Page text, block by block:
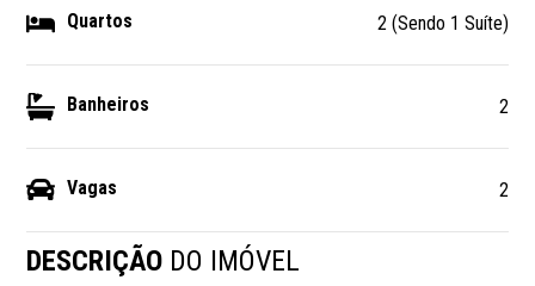
Quartos 2 (Sendo 1 Suíte)
Banheiros 2
Vagas 2
DESCRIÇÃO DO IMÓVEL